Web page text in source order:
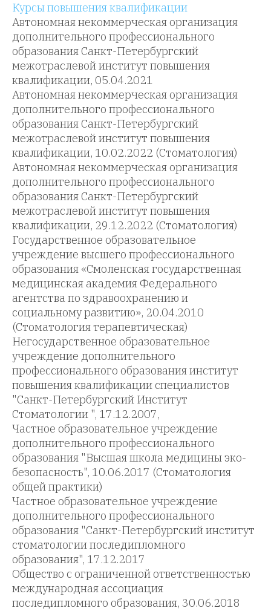
Курсы повышения квалификации
Автономная некоммерческая организация
дополнительного профессионального
образования Санкт-Петербургский
межотраслевой институт повышения
квалификации, 05.04.2021
Автономная некоммерческая организация
дополнительного профессионального
образования Санкт-Петербургский
межотраслевой институт повышения
квалификации, 10.02.2022 (Стоматология)
Автономная некоммерческая организация
дополнительного профессионального
образования Санкт-Петербургский
межотраслевой институт повышения
квалификации, 29.12.2022 (Стоматология)
Государственное образовательное
учреждение высшего профессионального
образования «Смоленская государственная
медицинская академия Федерального
агентства по здравоохранению и
социальному развитию», 20.04.2010
(Стоматология терапевтическая)
Негосударственное образовательное
учреждение дополнительного
профессионального образования институт
повышения квалификации специалистов
"Санкт-Петербургский Институт
Стоматологии ", 17.12.2007,
Частное образовательное учреждение
дополнительного профессионального
образования "Высшая школа медицины эко-
безопасность", 10.06.2017 (Стоматология
общей практики)
Частное образовательное учреждение
дополнительного профессионального
образования "Санкт-Петербургский институт
стоматологии последипломного
образования", 17.12.2017
Общество с ограниченной ответственностью
международная ассоциация
последипломного образования, 30.06.2018